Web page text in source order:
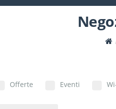
Offerte Eventi